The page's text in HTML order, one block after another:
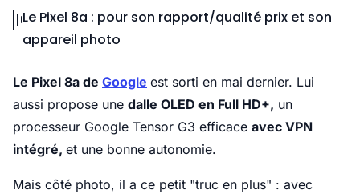
Le Pixel 8a : pour son rapport/qualité prix et son
appareil photo
Le Pixel 8a de Google est sorti en mai dernier. Lui
aussi propose une dalle OLED en Full HD+, un
processeur Google Tensor G3 efficace avec VPN
intégré, et une bonne autonomie.
Mais côté photo, il a ce petit "truc en plus" : avec